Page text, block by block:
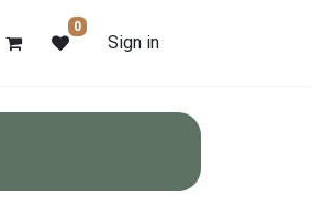
0
Sign in